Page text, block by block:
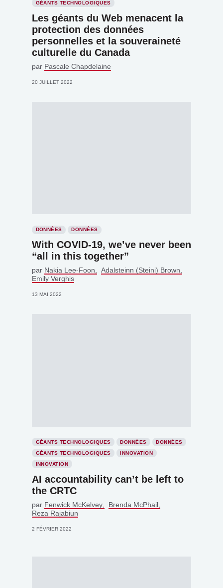
GÉANTS TECHNOLOGIQUES
Les géants du Web menacent la
protection des données
personnelles et la souveraineté
culturelle du Canada
par Pascale Chapdelaine
20 JUILLET 2022
DONNÉES DONNÉES
With COVID-19, we’ve never been
“all in this together”
par Nakia Lee-Foon
Adalsteinn (Steini) Brown
Emily Verghis
13 MAI 2022
GÉANTS TECHNOLOGIQUES DONNÉES
DONNÉES
GÉANTS TECHNOLOGIQUES
INNOVATION
INNOVATION
AI accountability can’t be left to
the CRTC
par Fenwick McKelvey
Brenda McPhail
Reza Rajabiun
2 FÉVRIER 2022